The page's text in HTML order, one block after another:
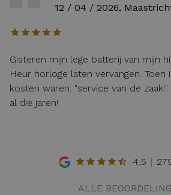
12 / 04 / 2026,
Gisteren mijn lege batterij van mijn
Heur horloge laten vervangen. Toen
kosten waren: "service van de
al die jaren!
4,5
ALLE